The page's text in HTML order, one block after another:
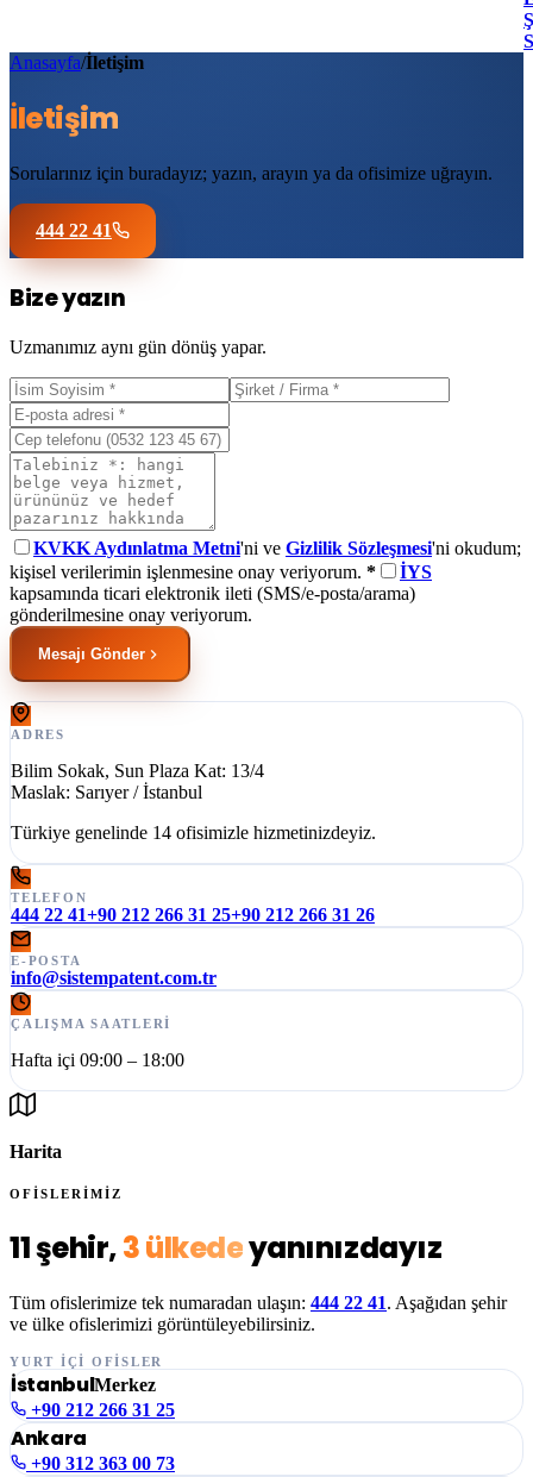
Anasayfa/İletişim
İletişim
Sorularınız için buradayız; yazın, arayın ya da ofisimize uğrayın.
444 22 41
Bize yazın
Uzmanımız aynı gün dönüş yapar.
KVKK Aydınlatma Metni'ni ve Gizlilik Sözleşmesi'ni okudum;
kişisel verilerimin işlenmesine onay veriyorum. *
İYS
kapsamında ticari elektronik ileti (SMS/e-posta/arama)
gönderilmesine onay veriyorum.
Mesajı Gönder
ADRES
Bilim Sokak, Sun Plaza Kat: 13/4
Maslak: Sarıyer / İstanbul
Türkiye genelinde 14 ofisimizle hizmetinizdeyiz.
TELEFON
444 22 41+90 212 266 31 25+90 212 266 31 26
E-POSTA
info@sistempatent.com.tr
ÇALIŞMA SAATLERI
Hafta içi 09:00 – 18:00
Harita
OFİSLERİMİZ
11 şehir,3 ülkedeyanınızdayız
Tüm ofislerimize tek numaradan ulaşın: 444 22 41. Aşağıdan şehir
ve ülke ofislerimizi görüntüleyebilirsiniz.
YURT İÇİ OFİSLER
İstanbulMerkez
+90 212 266 31 25
Ankara
+90 312 363 00 73